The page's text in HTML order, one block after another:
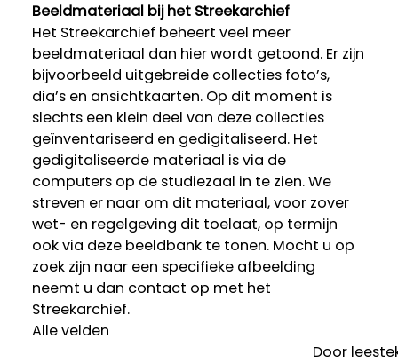
Beeldmateriaal bij het Streekarchief
Het Streekarchief beheert veel meer
beeldmateriaal dan hier wordt getoond. Er zijn
bijvoorbeeld uitgebreide collecties foto’s,
dia’s en ansichtkaarten. Op dit moment is
slechts een klein deel van deze collecties
geïnventariseerd en gedigitaliseerd. Het
gedigitaliseerde materiaal is via de
computers op de studiezaal in te zien. We
streven er naar om dit materiaal, voor zover
wet- en regelgeving dit toelaat, op termijn
ook via deze beeldbank te tonen. Mocht u op
zoek zijn naar een specifieke afbeelding
neemt u dan contact op met het
Streekarchief.
Alle velden
Door